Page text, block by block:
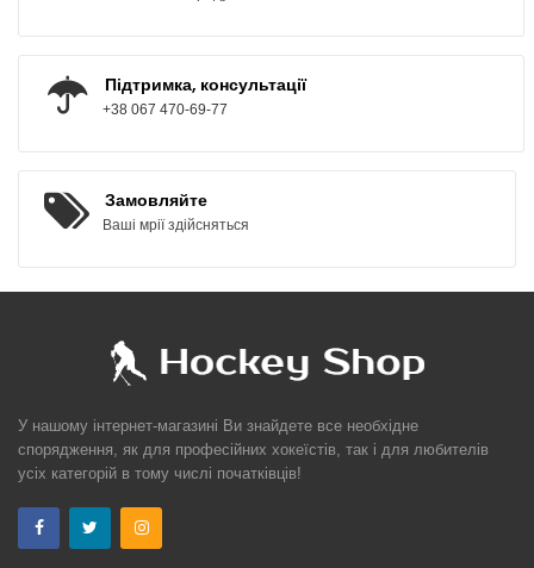
Підтримка, консультації
+38 067 470-69-77
Замовляйте
Ваші мрії здійсняться
У нашому інтернет-магазині Ви знайдете все необхідне
спорядження, як для професійних хокеїстів, так і для любителів
усіх категорій в тому числі початківців!